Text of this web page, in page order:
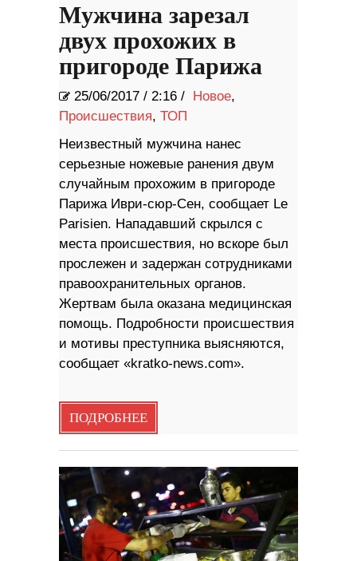
Мужчина зарезал
двух прохожих в
пригороде Парижа
25/06/2017 / 2:16 / Новое,
Происшествия, ТОП
Неизвестный мужчина нанес
серьезные ножевые ранения двум
случайным прохожим в пригороде
Парижа Иври-сюр-Сен, сообщает Le
Parisien. Нападавший скрылся с
места происшествия, но вскоре был
прослежен и задержан сотрудниками
правоохранительных органов.
Жертвам была оказана медицинская
помощь. Подробности происшествия
и мотивы преступника выясняются,
сообщает «kratko-news.com».
ПОДРОБНЕЕ